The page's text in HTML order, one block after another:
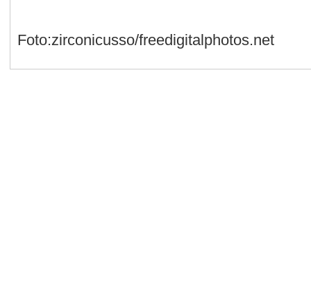
Foto:zirconicusso/freedigitalphotos.net